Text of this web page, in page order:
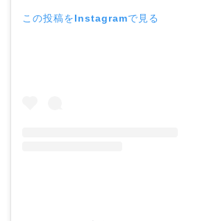
この投稿をInstagramで見る